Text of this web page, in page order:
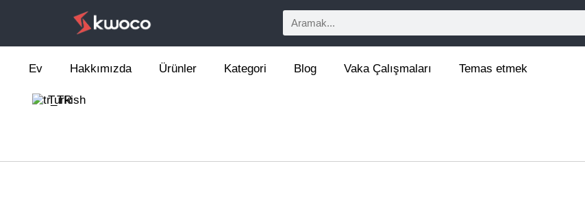
Ev Hakkımızda Ürünler Kategori Blog Vaka Çalışmaları Temas etmek
Turkish